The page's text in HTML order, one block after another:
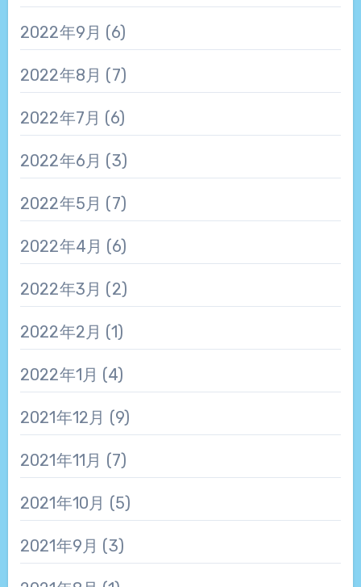
2022年9月 (6)
2022年8月 (7)
2022年7月 (6)
2022年6月 (3)
2022年5月 (7)
2022年4月 (6)
2022年3月 (2)
2022年2月 (1)
2022年1月 (4)
2021年12月 (9)
2021年11月 (7)
2021年10月 (5)
2021年9月 (3)